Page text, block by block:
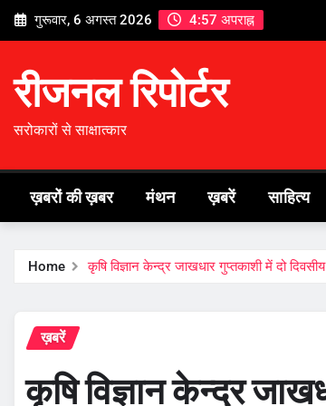
Skip
गुरूवार, 6 अगस्त 2026 4:57 अपराह्न
रीजनल रिपोर्टर
सरोकारों से साक्षात्कार
ख़बरों की ख़बर मंथन ख़बरें साहित्य
Home कृषि विज्ञान केन्द्र जाखधार गुप्तकाशी में दो
ख़बरें
कृषि विज्ञान केन्द्र